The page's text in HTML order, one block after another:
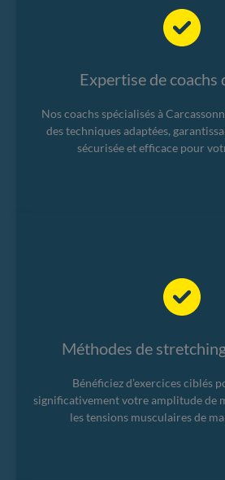
Expertise de coachs
Nos coachs spécialisés à
des techniques adaptées,
sécurisée et efficace pour
Méthodes de
Bénéficiez d’exercices ciblés
significativement votre amplitude de
les tensions musculaires de